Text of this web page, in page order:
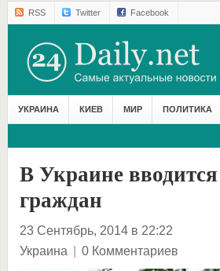
RSS Twitter Facebook
УКРАИНА КИЕВ МИР ПОЛИТИКА
В Украине
граждан
23 Сентябрь, 2014 в 22:22
Украина | 0 Комментариев